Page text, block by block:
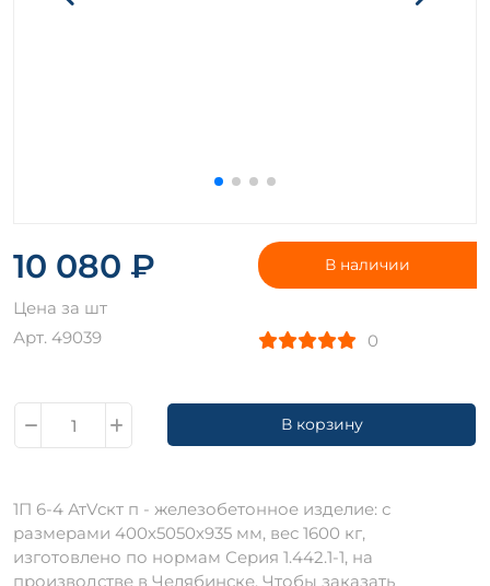
10 080 ₽
Цена за шт
Арт. 49039
В наличии
0
В корзину
1П 6-4 АтVскт п - железобетонное изделие: с
размерами 400х5050х935 мм, вес 1600 кг,
изготовлено по нормам Серия 1.442.1-1, на
производстве в Челябинске. Чтобы заказать